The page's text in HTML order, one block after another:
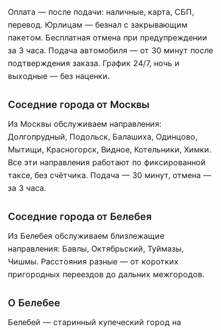
Оплата — после подачи: наличные, карта, СБП,
перевод. Юрлицам — безнал с закрывающим
пакетом. Бесплатная отмена при предупреждении
за 3 часа. Подача автомобиля — от 30 минут после
подтверждения заказа. График 24/7, ночь и
выходные — без наценки.
Соседние города от Москвы
Из Москвы обслуживаем направления:
Долгопрудный, Подольск, Балашиха, Одинцово,
Мытищи, Красногорск, Видное, Котельники, Химки.
Все эти направления работают по фиксированной
таксе, без счётчика. Подача — 30 минут, отмена —
за 3 часа.
Соседние города от Белебея
Из Белебея обслуживаем близлежащие
направления: Бавлы, Октябрьский, Туймазы,
Чишмы. Расстояния разные — от коротких
пригородных переездов до дальних межгородов.
О Белебее
Белебей — старинный купеческий город на